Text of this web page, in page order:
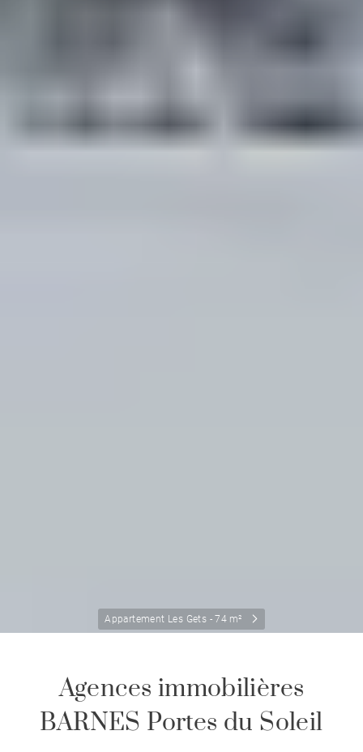
Appartement Les Gets - 74 m²
Agences immobilières
BARNES Portes du Soleil